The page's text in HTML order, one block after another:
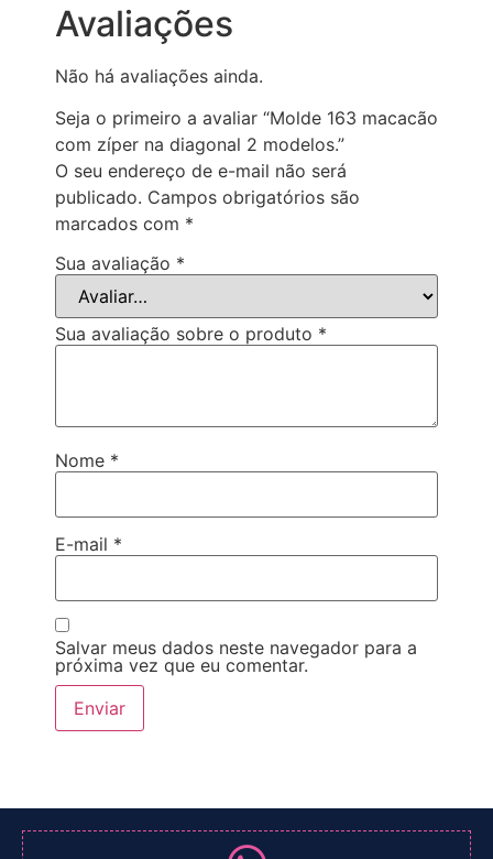
Avaliações
Não há avaliações ainda.
Seja o primeiro a avaliar “Molde 163 macacão
com zíper na diagonal 2 modelos.”
O seu endereço de e-mail não será
publicado. Campos obrigatórios são
marcados com *
Sua avaliação *
Sua avaliação sobre o produto *
Nome *
E-mail *
Salvar meus dados neste navegador para a
próxima vez que eu comentar.